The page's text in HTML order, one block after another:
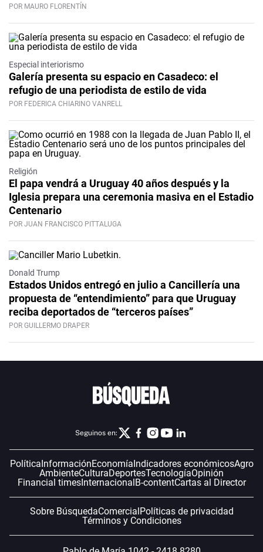
POR MAURO FLORENTÍN
Especial interiorismo
Galería presenta su espacio en Casadeco: el
refugio de una periodista de estilo de vida
POR FEDERICA CHIARINO VANRELL
Religión
El papa vendrá a Uruguay 40 años después y la
Iglesia prepara una ceremonia masiva en el Estadio
Centenario
POR JUAN FRANCISCO PITTALUGA
Donald Trump
Estados Unidos entregó en julio a Cancillería una
propuesta de “entendimiento” para que Uruguay
reciba deportados de “terceros países”
POR GUILLERMO DRAPER
Seguinos en:
PolíticaInformaciónEconomíaIndicadores económicosAgro
AmbienteCulturaDeportesTecnologíaOpinión
Financial timesInternacionalB-contentCartas al Director
Sobre BúsquedaComercialPolíticas de privacidad
Términos y Condiciones